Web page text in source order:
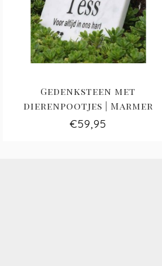
Gedenksteen met
dierenpootjes | Marmer
€59,95